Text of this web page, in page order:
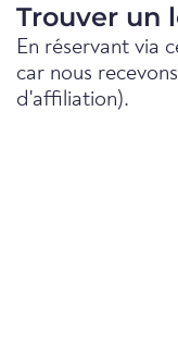
Trouver un
En réservant via
car nous
d'affiliation).